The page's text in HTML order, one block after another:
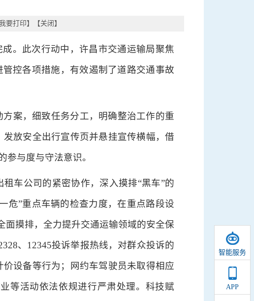
智能服务
APP
要打印】【关闭 】
。此次行动中，许昌市交通运输局聚焦
控各项措施，有效遏制了道路交通事故
案，细致任务分工，明确整治工作的重
放安全出行宣传页并悬挂宣传横幅，借
参与度与守法意识。
车公司的紧密协作，深入摸排“黑车”的
危”重点车辆的检查力度，在重点路段设
面摸排，全力提升交通运输领域的安全保
、12345投诉举报热线，对群众投诉的
设备等行为；网约车驾驶员未取得相应
等活动依法依规进行严肃处理。科技赋